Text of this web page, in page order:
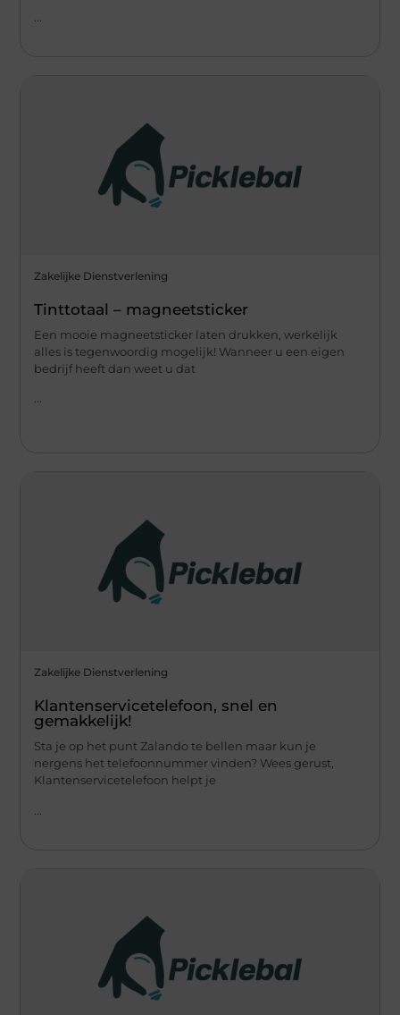
Zakelijke Dienstverlening
Tinttotaal – magneetsticker
Een mooie magneetsticker laten drukken, werkelijk
alles is tegenwoordig mogelijk! Wanneer u een eigen
bedrijf heeft dan weet u dat
...
Zakelijke Dienstverlening
Klantenservicetelefoon, snel en
gemakkelijk!
Sta je op het punt Zalando te bellen maar kun je
nergens het telefoonnummer vinden? Wees gerust,
Klantenservicetelefoon helpt je